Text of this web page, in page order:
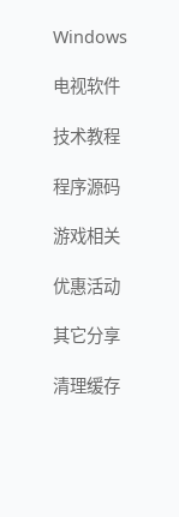
Windows
电视软件
技术教程
程序源码
游戏相关
优惠活动
其它分享
清理缓存